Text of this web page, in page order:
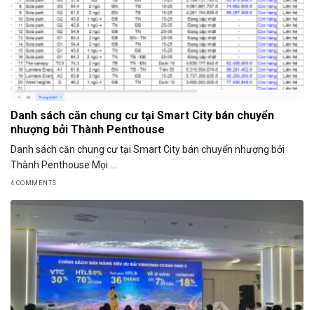
Danh sách căn chung cư tại Smart City bán chuyển
nhượng bởi Thành Penthouse
Danh sách căn chung cư tại Smart City bán chuyển nhượng bởi
Thành Penthouse Mọi ...
4 COMMENTS